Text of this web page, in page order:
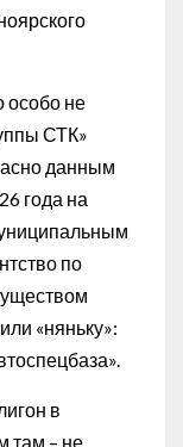
особо не
СТК»
данным
года на
по
«няньку»:
в
там – не